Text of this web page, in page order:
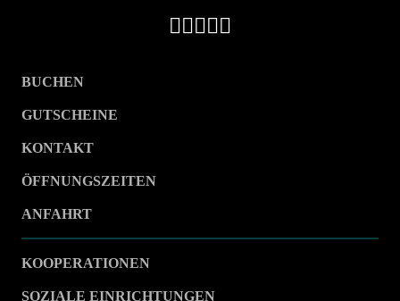
BUCHEN
GUTSCHEINE
KONTAKT
ÖFFNUNGSZEITEN
ANFAHRT
KOOPERATIONEN
SOZIALE EINRICHTUNGEN